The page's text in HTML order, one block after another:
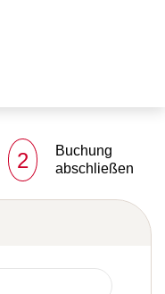
2
Buchung
abschließen